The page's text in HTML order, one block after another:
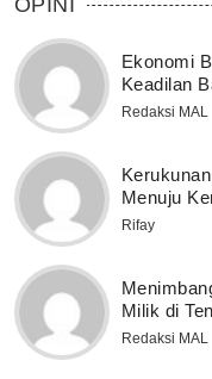
OPINI
Ekonomi
Keadilan
Redaksi MAL
Menuju
Rifay
Milik di
Redaksi MAL